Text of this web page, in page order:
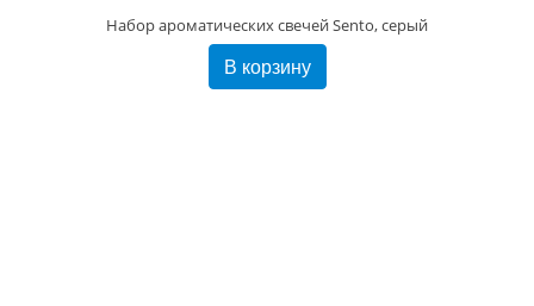
Набор ароматических свечей Sento, серый
В корзину